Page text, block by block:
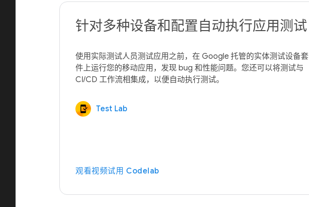
针对多种设备和配置自动执行应用测试
使用实际测试人员测试应用之前，在 Google 托管的实体测试设备套
件上运行您的移动应用，发现 bug 和性能问题。您还可以将测试与
Test Lab
观看视频试用 Codelab